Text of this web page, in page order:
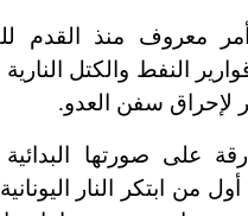
معروف منذ القدم
النفط والكتل
لإحراق سفن العدو.
على صورتها
من ابتكر النار